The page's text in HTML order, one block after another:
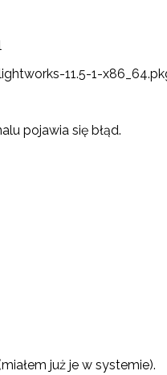
11.5-1-
pojawia się błąd.
już je w systemie).